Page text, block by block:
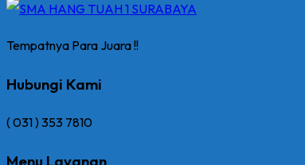
Tempatnya Para Juara !!
Hubungi Kami
( 031 ) 353 7810
Menu Layanan